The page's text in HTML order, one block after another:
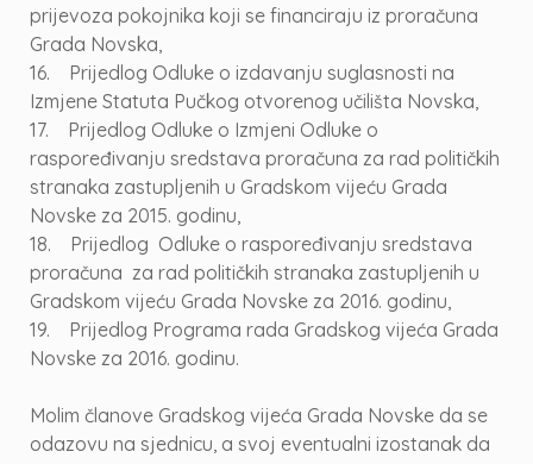
prijevoza pokojnika koji se financiraju iz proračuna
Grada Novska,
16. Prijedlog Odluke o izdavanju suglasnosti na
Izmjene Statuta Pučkog otvorenog učilišta Novska,
17. Prijedlog Odluke o Izmjeni Odluke o
raspoređivanju sredstava proračuna za rad političkih
stranaka zastupljenih u Gradskom vijeću Grada
Novske za 2015. godinu,
18. Prijedlog Odluke o raspoređivanju sredstava
proračuna za rad političkih stranaka zastupljenih u
Gradskom vijeću Grada Novske za 2016. godinu,
19. Prijedlog Programa rada Gradskog vijeća Grada
Novske za 2016. godinu.
Molim članove Gradskog vijeća Grada Novske da se
odazovu na sjednicu, a svoj eventualni izostanak da